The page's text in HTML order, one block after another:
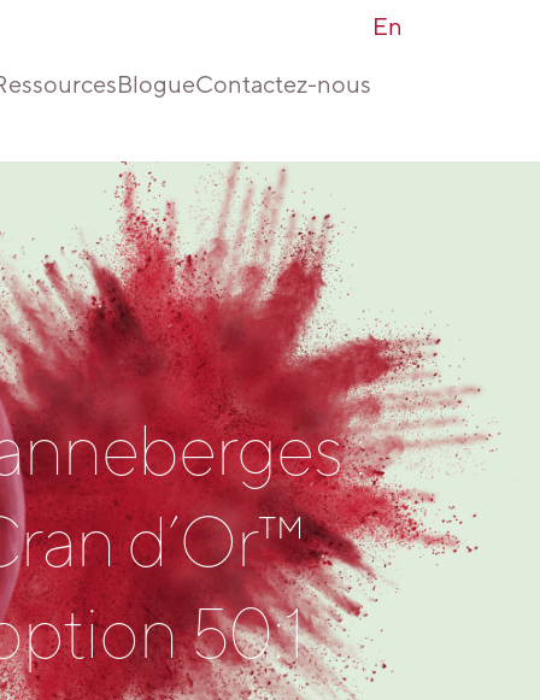
BlogueContactez-nous
En
:
d’Or™
50:1